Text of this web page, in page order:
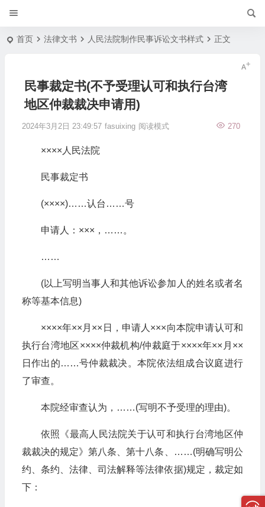
首页 法律文书 人民法院制作民事诉讼文书样式 正文
民事裁定书(不予受理认可和执行台湾
地区仲裁裁决申请用)
2024年3月2日 23:49:57 fasuixing 270
阅读模式
××××人民法院
民事裁定书
(××××)……认台……号
申请人：×××，……。
……
(以上写明当事人和其他诉讼参加人的姓名或者名
称等基本信息)
××××年××月××日，申请人×××向本院申请认可和
执行台湾地区××××仲裁机构/仲裁庭于××××年××月××
日作出的……号仲裁裁决。本院依法组成合议庭进行
了审查。
本院经审查认为，……(写明不予受理的理由)。
依照《最高人民法院关于认可和执行台湾地区仲
裁裁决的规定》第八条、第十八条、……(明确写明公
约、条约、法律、司法解释等法律依据)规定，裁定如
下：